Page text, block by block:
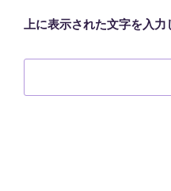
上に表示された文字を入力